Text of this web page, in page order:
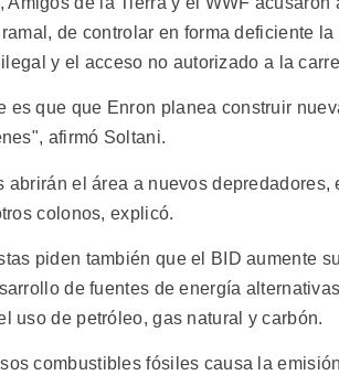
de controlar en forma deficiente
y el acceso no autorizado a la
es que que Enron planea construir
afirmó Soltani.
abrirán el área a nuevos
colonos, explicó.
piden también que el BID aumente
de fuentes de energía
uso de petróleo, gas natural y carbón.
combustibles fósiles causa la